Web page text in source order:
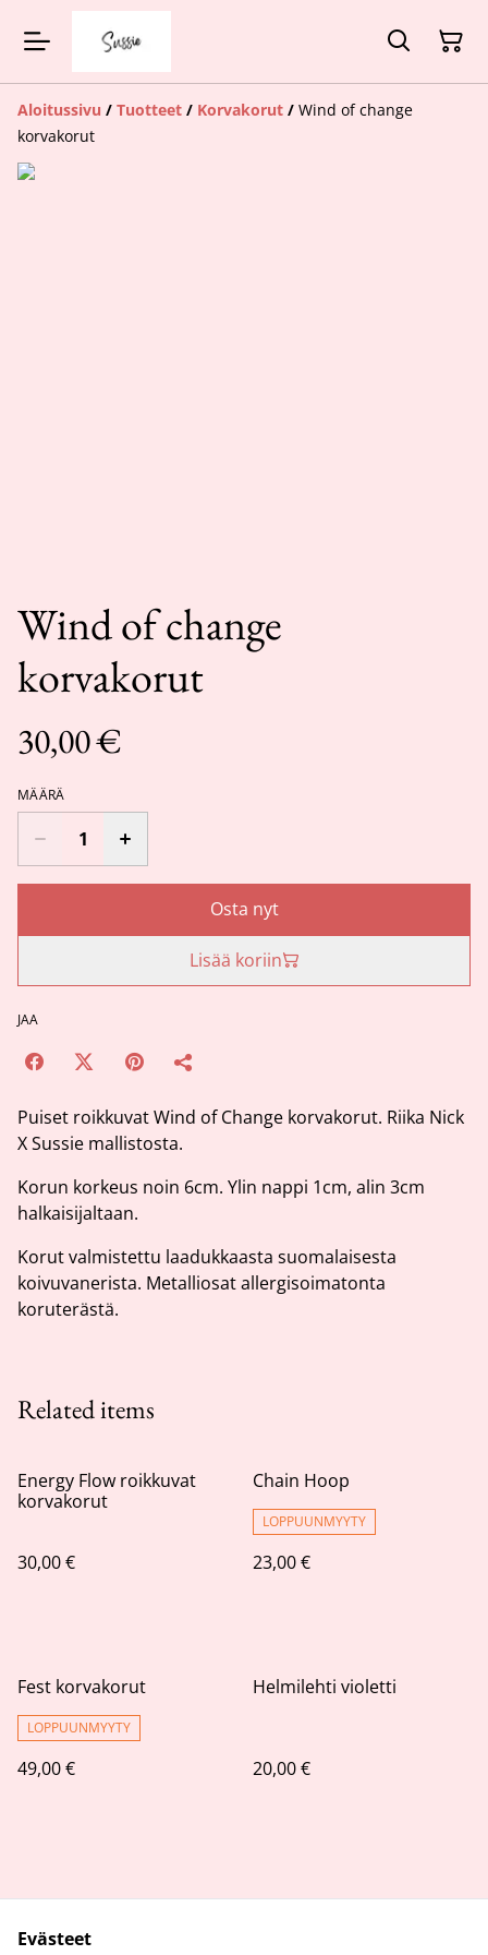
Aloitussivu / Tuotteet / Korvakorut / Wind of change
korvakorut
Wind of change
korvakorut
30,00 €
MÄÄRÄ
Osta nyt
Lisää koriin
JAA
Puiset roikkuvat Wind of Change korvakorut. Riika Nick
X Sussie mallistosta.
Korun korkeus noin 6cm. Ylin nappi 1cm, alin 3cm
halkaisijaltaan.
Korut valmistettu laadukkaasta suomalaisesta
koivuvanerista. Metalliosat allergisoimatonta
koruterästä.
Related items
Energy Flow roikkuvat
korvakorut
30,00 €
Chain Hoop
LOPPUUNMYYTY
23,00 €
Fest korvakorut
LOPPUUNMYYTY
49,00 €
Helmilehti violetti
20,00 €
Evästeet